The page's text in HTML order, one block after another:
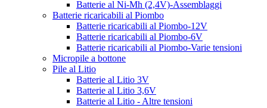
Batterie al Ni-Mh (2,4V)-Assemblaggi
Batterie ricaricabili al Piombo
Batterie ricaricabili al Piombo-12V
Batterie ricaricabili al Piombo-6V
Batterie ricaricabili al Piombo-Varie tensioni
Micropile a bottone
Pile al Litio
Batterie al Litio 3V
Batterie al Litio 3,6V
Batterie al Litio - Altre tensioni